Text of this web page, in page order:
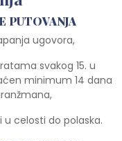
PUTOVANJA
ugovora,
svakog 15. u
minimum 14 dana
celosti do polaska.